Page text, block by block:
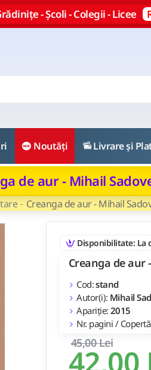
- Școli - Colegii - Licee
Noutăți Livrare și
Creanga de aur - Mihail
de aur - Mihail
Disponibilitate: La
42,00
45,00 Lei
Creanga de aur
Cod:stand
Autor(i): Mihail
Apariție: 2015
Nr. pagini /